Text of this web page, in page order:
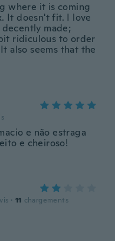
where it is coming
It doesn't fit. I love
made;
ridiculous to order
also seems that the
e não estraga
e cheiroso!
· 11 chargements